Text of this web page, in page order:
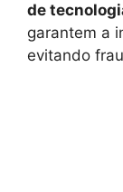
de
garantem a
evitando